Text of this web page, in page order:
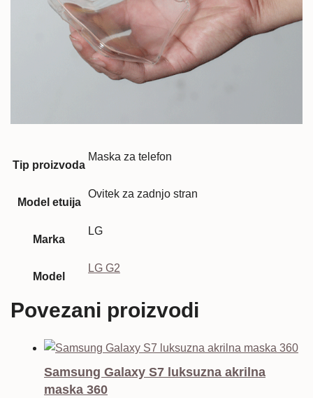
Tip proizvoda
Maska za telefon
Model etuija
Ovitek za zadnjo stran
Marka
LG
Model
LG G2
Povezani proizvodi
Samsung Galaxy S7 luksuzna akrilna
maska 360